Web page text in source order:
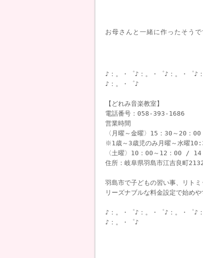
お母さんと一緒に作ったそうで
♪：。・゜♪：。・゜♪：。・゜♪
♪：。・゜♪
【どれみ音楽教室】
電話番号：058-393-1686
営業時間
〈月曜～金曜〉15：30～20：00
※1歳～3歳児のみ月曜～水曜
〈土曜〉10：00～12：00 / 14
住所：岐阜県羽島市江吉良町
羽島市で子どもの習い事、リト
リーズナブルな料金設定で始め
♪：。・゜♪：。・゜♪：。・゜♪
♪：。・゜♪